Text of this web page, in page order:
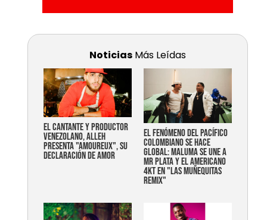
Noticias Más Leídas
EL CANTANTE Y PRODUCTOR
VENEZOLANO, ALLEH
PRESENTA "AMOUREUX", SU
DECLARACIÓN DE AMOR
EL FENÓMENO DEL PACÍFICO
COLOMBIANO SE HACE
GLOBAL: MALUMA SE UNE A
MR PLATA Y EL AMERICANO
4KT EN "LAS MUÑEQUITAS
REMIX"